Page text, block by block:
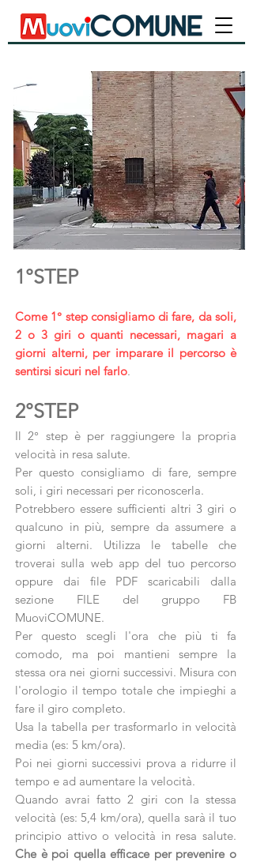
1°STEP
Come 1° step consigliamo di fare, da soli,
2 o 3 giri o quanti necessari, magari a
giorni alterni, per imparare il percorso è
sentirsi sicuri nel farlo.
2°STEP
Il 2° step è per raggiungere la propria
velocità in resa salute.
Per questo consigliamo di fare, sempre
soli, i giri necessari per riconoscerla.
Potrebbero essere sufficienti altri 3 giri o
qualcuno in più, sempre da assumere a
giorni alterni. Utilizza le tabelle che
troverai sulla web app del tuo percorso
oppure dai file PDF scaricabili dalla
sezione FILE del gruppo FB
MuoviCOMUNE.
Per questo scegli l'ora che più ti fa
comodo, ma poi mantieni sempre la
stessa ora nei giorni successivi. Misura con
l'orologio il tempo totale che impieghi a
fare il giro completo.
Usa la tabella per trasformarlo in velocità
media (es: 5 km/ora).
Poi nei giorni successivi prova a ridurre il
tempo e ad aumentare la velocità.
Quando avrai fatto 2 giri con la stessa
velocità (es: 5,4 km/ora), quella sarà il tuo
principio attivo o velocità in resa salute.
Che è poi quella efficace per prevenire o